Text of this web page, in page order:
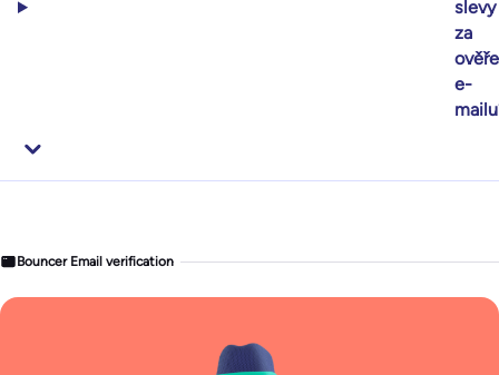
slevy
za
e-
Bouncer Email verification